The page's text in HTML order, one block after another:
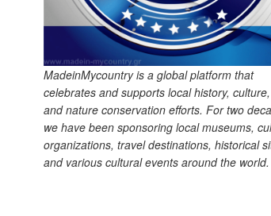
MadeinMycountry is a global platform that
celebrates and supports local history,
and nature conservation efforts. For two
we have been sponsoring local museums,
organizations, travel destinations, historical
and various cultural events around the world.